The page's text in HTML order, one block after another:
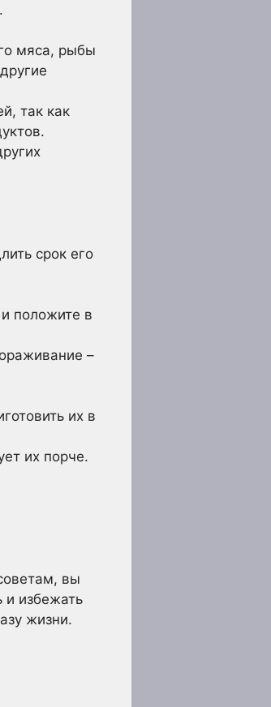
мяса, рыбы
так как
срок его
положите в
–
их в
их порче.
вы
и избежать
жизни.